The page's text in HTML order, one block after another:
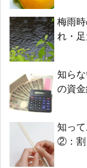
梅雨
れ・
知ら
の資
知っ
②：割